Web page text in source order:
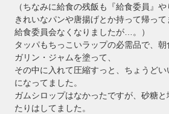
（ちなみに給食の残飯も『給食委員』や
きれいなパンや唐揚げとか持って帰っ
給食委員会なくなりましたが…。）
タッパもちっこいラップの必需品で、
ガリン・ジャムを塗って、
その中に入れて圧縮すっと、ちょうど
になってました。
ガムシロップはなかったですが、砂糖
たりはしてました。